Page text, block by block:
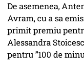
De asemenea,
Avram, cu a sa
primit premiu
Alessandra
pentru ”100 de